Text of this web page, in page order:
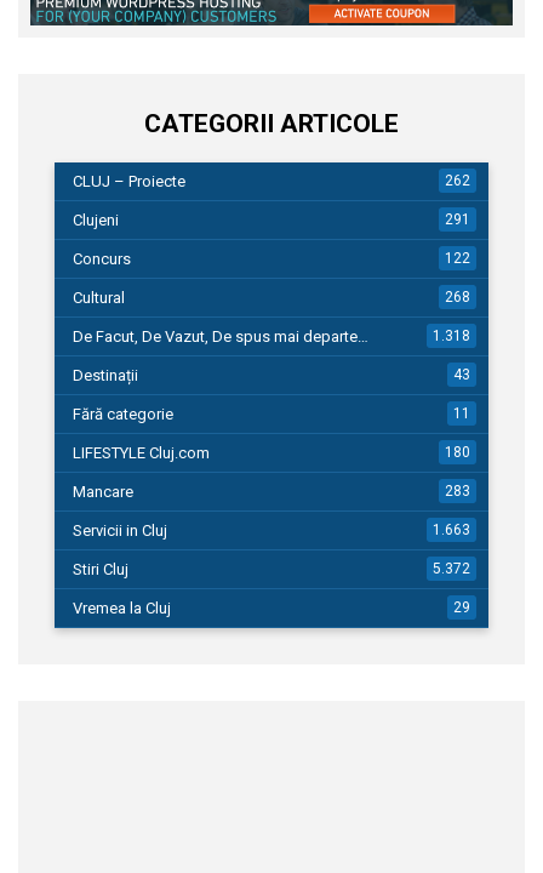
CATEGORII ARTICOLE
CLUJ – Proiecte 262
Clujeni 291
Concurs 122
Cultural 268
De Facut, De Vazut, De spus mai departe… 1.318
Destinații 43
Fără categorie 11
LIFESTYLE Cluj.com 180
Mancare 283
Servicii in Cluj 1.663
Stiri Cluj 5.372
Vremea la Cluj 29